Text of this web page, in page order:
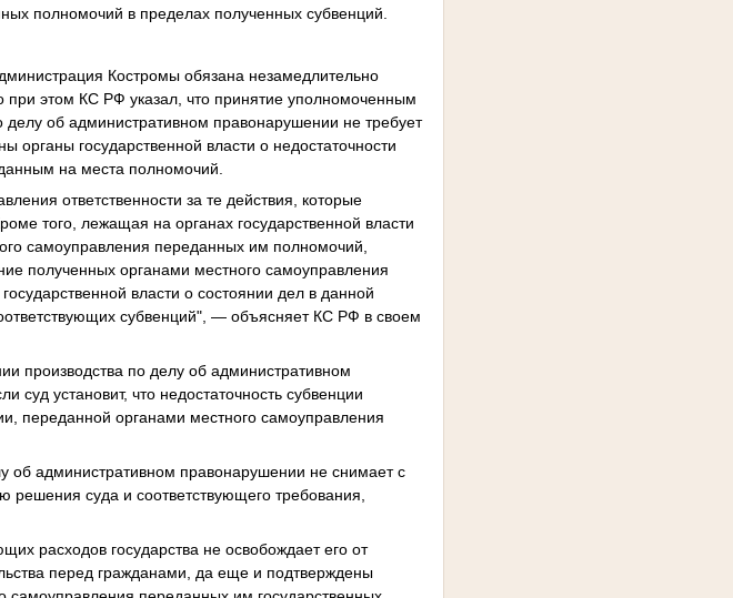
полномочий в пределах полученных субвенций.
Костромы обязана незамедлительно
этом КС РФ указал, что принятие уполномоченным
об административном правонарушении не требует
государственной власти о недостаточности
на места полномочий.
ответственности за те действия, которые
того, лежащая на органах государственной власти
самоуправления переданных им полномочий,
полученных органами местного самоуправления
власти о состоянии дел в данной
субвенций", — объясняет КС РФ в своем
производства по делу об административном
установит, что недостаточность субвенции
переданной органами местного самоуправления
об административном правонарушении не снимает с
решения суда и соответствующего требования,
расходов государства не освобождает его от
перед гражданами, да еще и подтверждены